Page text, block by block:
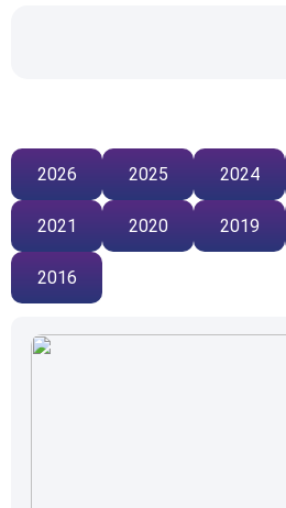
2026 2025 2024
2021 2020 2019
2016